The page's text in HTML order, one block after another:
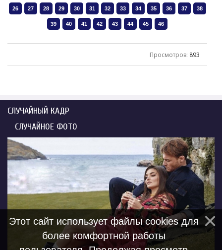
Просмотров: 893
СЛУЧАЙНЫЙ КАДР
СЛУЧАЙНОЕ ФОТО
Этот сайт использует файлы cookies для
более комфортной работы